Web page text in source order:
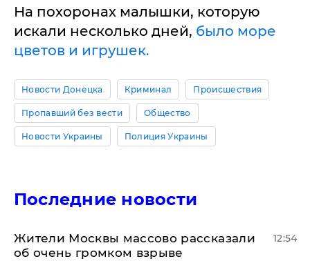
На похоронах малышки, которую
искали несколько дней, было море
цветов и игрушек.
Новости Донецка Криминал Происшествия
Пропавший без вести Общество
Новости Украины Полиция Украины
Последние новости
Жители Москвы массово рассказали
об очень громком взрыве
12:54